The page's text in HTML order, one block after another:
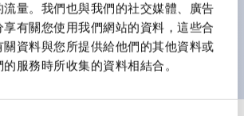
量。我們也與我們的社交媒體、廣告
有關您使用我們網站的資料，這些合
資料與您所提供給他們的其他資料或
服務時所收集的資料相結合。
金屬色兩種。
且清晰的照明面